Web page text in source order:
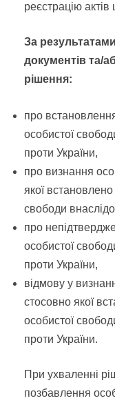
реєстрацію актів
За
документів та/
рішення:
про
особистої
проти України,
про визнання
якої
свободи
про
особистої
проти України,
відмову у
стосовно якої
особистої
проти України.
При ухваленні
позбавлення